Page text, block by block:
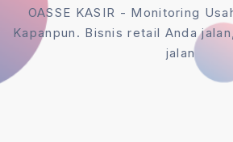
OASSE KASIR - Monitoring
Kapanpun. Bisnis retail Anda
jalan